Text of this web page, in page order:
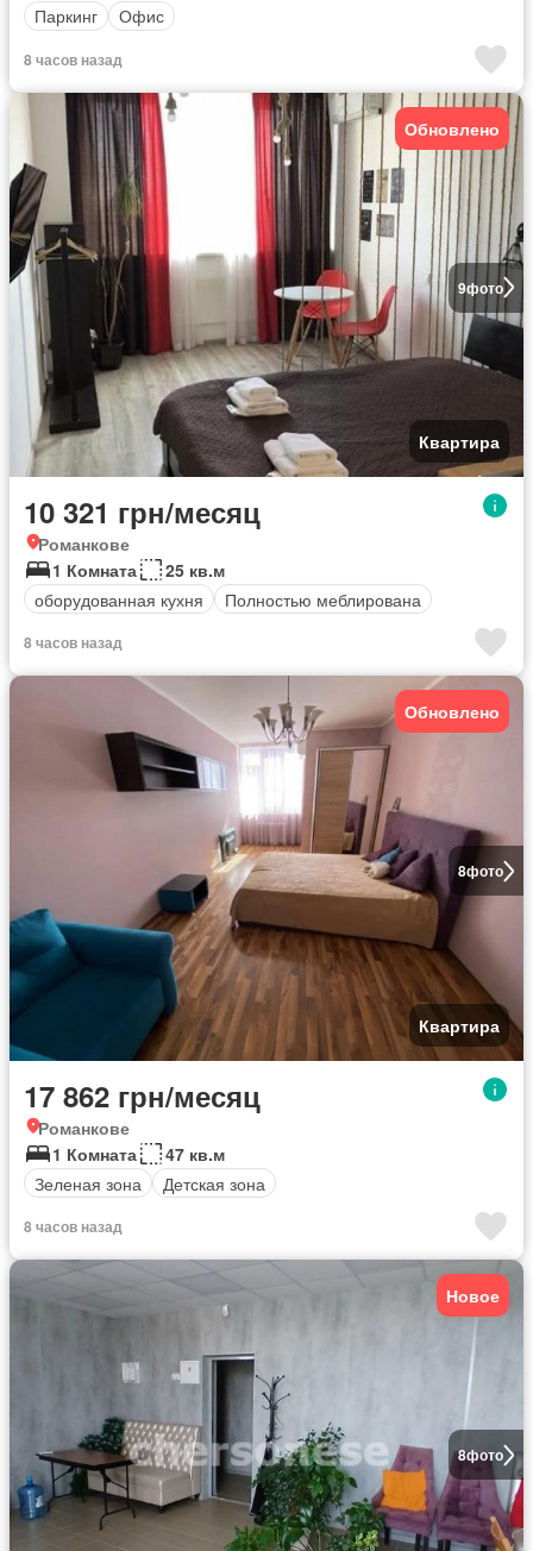
Паркинг
Офис
8 часов назад
9фото
Обновлено
Квартира
10 321 грн/месяц
Романкове
1 Комната
25 кв.м
оборудованная кухня
Полностью меблирована
8 часов назад
8фото
Обновлено
Квартира
17 862 грн/месяц
Романкове
1 Комната
47 кв.м
Зеленая зона
Детская зона
8 часов назад
8фото
Новое